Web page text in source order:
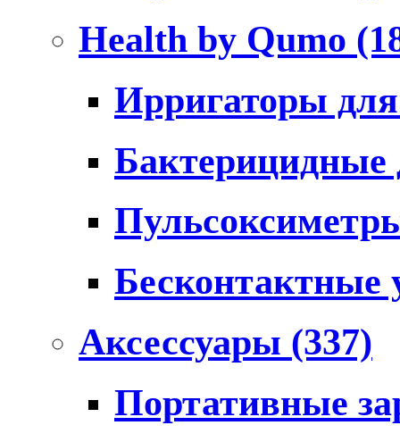
Health by Qumo
Ирригаторы
Бесконтактные
Аксессуары (337)
Портативные